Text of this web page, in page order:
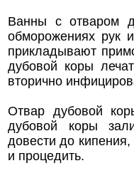
Ванны с отваром
обморожениях рук
прикладывают
дубовой коры
вторично
Отвар дубовой
дубовой коры
довести до
и процедить.